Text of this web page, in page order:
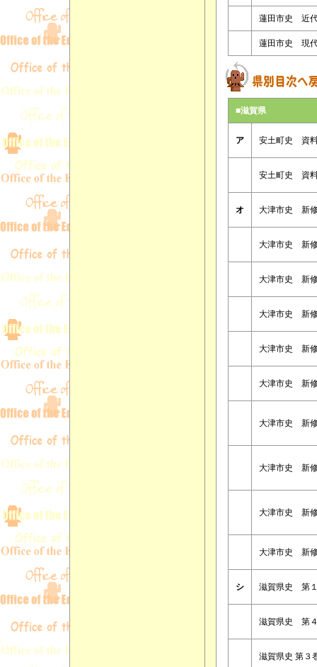
蓮田市史 近
蓮田市史 現
■滋賀県
ア 安土町史 資
安土町史 資
オ 大津市史 新
大津市史 新
大津市史 新
大津市史 新
大津市史 新
大津市史 新
大津市史 新
大津市史 新
大津市史 新
大津市史 新
シ 滋賀県史 第
滋賀県史 第
滋賀県史 第３